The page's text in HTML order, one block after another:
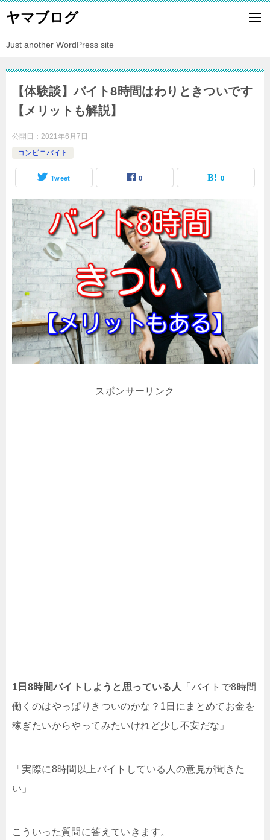
ヤマブログ
Just another WordPress site
【体験談】バイト8時間はわりときついです
【メリットも解説】
公開日： 2021年6月7日
コンビニバイト
Tweet 0 0
スポンサーリンク
1日8時間バイトしようと思っている人
「バイトで8時間
働くのはやっぱりきついのかな？1日にまとめてお金を
稼ぎたいからやってみたいけれど少し不安だな」
「実際に8時間以上バイトしている人の意見が聞きた
い」
こういった質問に答えていきます。